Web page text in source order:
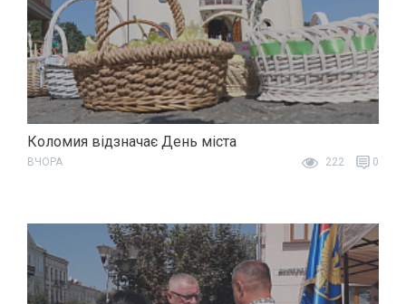
Коломия відзначає День міста
ВЧОРА 222 0